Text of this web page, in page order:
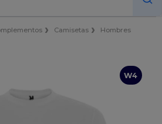
Camisetas
Hombres
W4